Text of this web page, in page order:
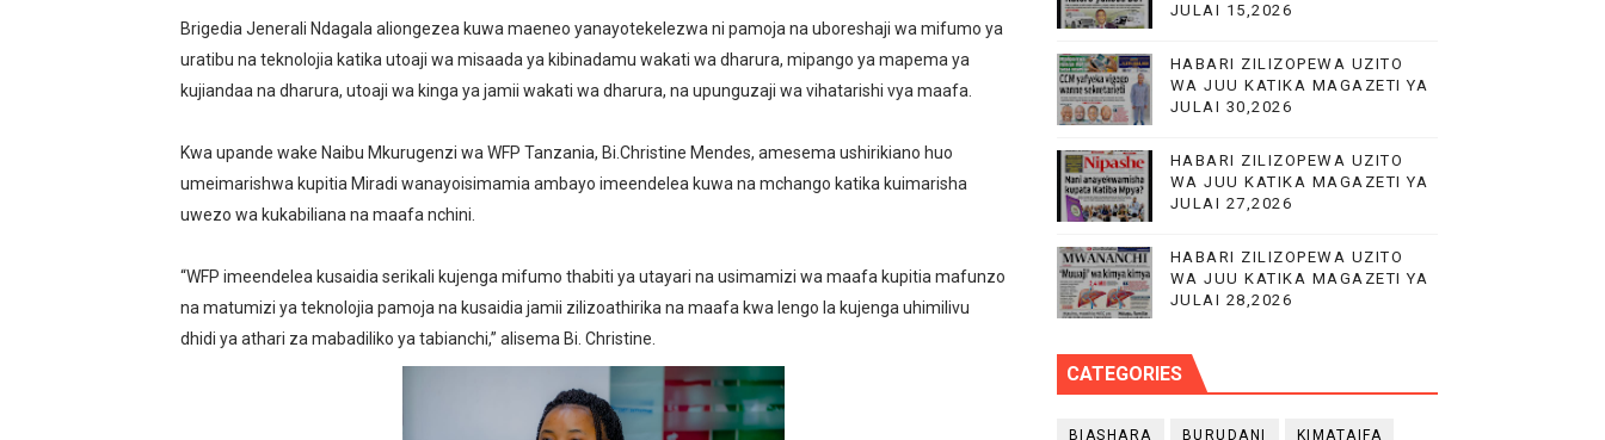
DKT. MSONDE: TBA NI KITOVU CHA FURSA ZA UWEKEZAJI KUPITIA MIRADI YA UBIA (PPP)
Waziri Kabudi: Kilosa Iendelee Kulinda Amani, Kuimarisha Kilimo na Ufugaji wa Kisasa
HABARI ZILIZOPEWA UZITO WA JUU KATIKA MAGAZETI YA AGOSTI 7,2026
Brigedia Jenerali Ndagala aliongezea kuwa maeneo yanayotekelezwa ni pamoja na uboreshaji wa mifumo ya
uratibu na teknolojia katika utoaji wa misaada ya kibinadamu wakati wa dharura, mipango ya mapema ya
kujiandaa na dharura, utoaji wa kinga ya jamii wakati wa dharura, na upunguzaji wa vihatarishi vya maafa.
Kwa upande wake Naibu Mkurugenzi wa WFP Tanzania, Bi.Christine Mendes, amesema ushirikiano huo
umeimarishwa kupitia Miradi wanayoisimamia ambayo imeendelea kuwa na mchango katika kuimarisha
uwezo wa kukabiliana na maafa nchini.
“WFP imeendelea kusaidia serikali kujenga mifumo thabiti ya utayari na usimamizi wa maafa kupitia mafunzo
na matumizi ya teknolojia pamoja na kusaidia jamii zilizoathirika na maafa kwa lengo la kujenga uhimilivu
dhidi ya athari za mabadiliko ya tabianchi,” alisema Bi. Christine.
JULAI 15,2026
HABARI ZILIZOPEWA UZITO
WA JUU KATIKA MAGAZETI YA
JULAI 30,2026
HABARI ZILIZOPEWA UZITO
WA JUU KATIKA MAGAZETI YA
JULAI 27,2026
HABARI ZILIZOPEWA UZITO
WA JUU KATIKA MAGAZETI YA
JULAI 28,2026
CATEGORIES
BIASHARA BURUDANI KIMATAIFA